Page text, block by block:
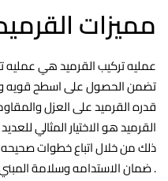
مميزات
عمليه تركيب القرميد هي عمليه
تضمن الحصول على اسطح قويه
قدره القرميد على العزل
القرميد هو الاختيار المثالي
ذلك من خلال اتباع خطوات صحيحه
ضمان الاستدامه وسلامة المبني لفتره طويله .